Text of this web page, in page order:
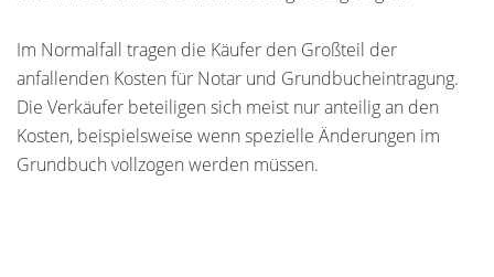
Im Normalfall tragen die Käufer den Großteil der
anfallenden Kosten für Notar und Grundbucheintragung.
Die Verkäufer beteiligen sich meist nur anteilig an den
Kosten, beispielsweise wenn spezielle Änderungen im
Grundbuch vollzogen werden müssen.